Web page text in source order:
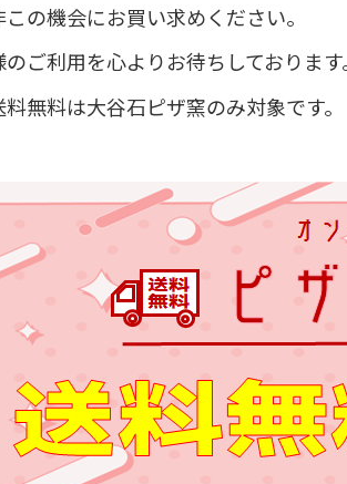
この機会にお買い求めください。
のご利用を心よりお待ちしております
無料は大谷石ピザ窯のみ対象です。